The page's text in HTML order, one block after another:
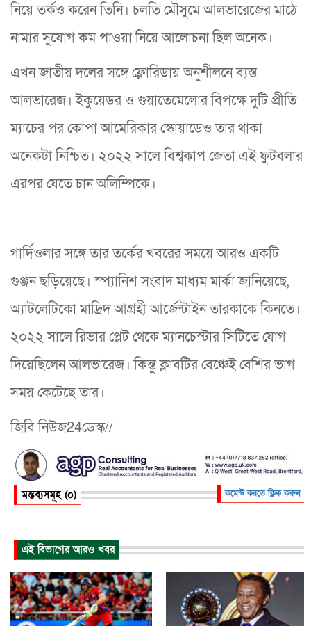
নিয়ে তর্কও করেন তিনি। চলতি মৌসুমে আলভারেজের মাঠে
নামার সুযোগ কম পাওয়া নিয়ে আলোচনা ছিল অনেক।
এখন জাতীয় দলের সঙ্গে ফ্লোরিডায় অনুশীলনে ব্যস্ত
আলভারেজ। ইকুয়েডর ও গুয়াতেমেলোর বিপক্ষে দুটি প্রীতি
ম্যাচের পর কোপা আমেরিকার স্কোয়াডেও তার থাকা
অনেকটা নিশ্চিত। ২০২২ সালে বিশ্বকাপ জেতা এই ফুটবলার
এরপর যেতে চান অলিম্পিকে।
গার্দিওলার সঙ্গে তার তর্কের খবরের সময়ে আরও একটি
গুঞ্জন ছড়িয়েছে। স্প্যানিশ সংবাদ মাধ্যম মার্কা জানিয়েছে,
অ্যাটলেটিকো মাদ্রিদ আগ্রহী আর্জেন্টাইন তারকাকে কিনতে।
২০২২ সালে রিভার প্লেট থেকে ম্যানচেস্টার সিটিতে যোগ
দিয়েছিলেন আলভারেজ। কিন্তু ক্লাবটির বেঞ্চেই বেশির ভাগ
সময় কেটেছে তার।
জিবি নিউজ24ডেস্ক//
মন্তব্যসমূহ (০) কমেন্ট করতে ক্লিক করুন
এই বিভাগের আরও খবর